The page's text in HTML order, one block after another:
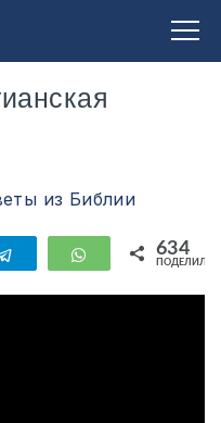
из Библии
Telegram WhatsApp
634